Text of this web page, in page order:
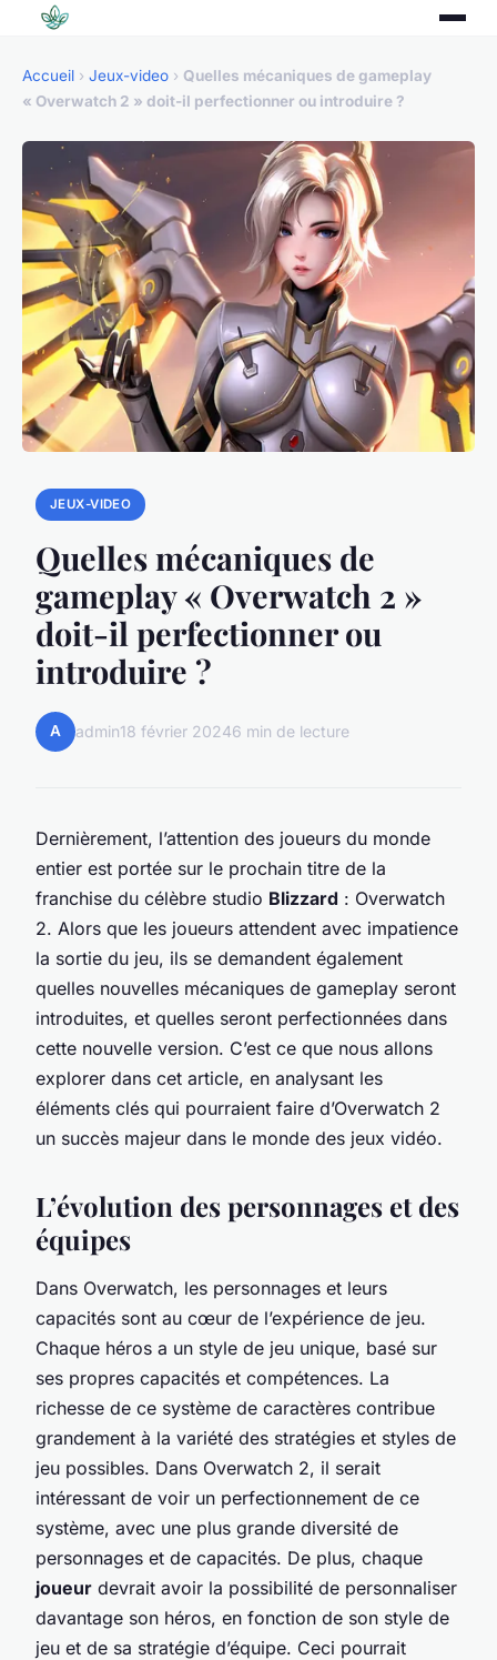
Accueil › Jeux-video › Quelles mécaniques de gameplay
« Overwatch 2 » doit-il perfectionner ou introduire ?
JEUX-VIDEO
Quelles mécaniques de
gameplay « Overwatch 2 »
doit-il perfectionner ou
introduire ?
A admin18 février 20246 min de lecture
Dernièrement, l’attention des joueurs du monde
entier est portée sur le prochain titre de la
franchise du célèbre studio Blizzard : Overwatch
2. Alors que les joueurs attendent avec impatience
la sortie du jeu, ils se demandent également
quelles nouvelles mécaniques de gameplay seront
introduites, et quelles seront perfectionnées dans
cette nouvelle version. C’est ce que nous allons
explorer dans cet article, en analysant les
éléments clés qui pourraient faire d’Overwatch 2
un succès majeur dans le monde des jeux vidéo.
L’évolution des personnages et des
équipes
Dans Overwatch, les personnages et leurs
capacités sont au cœur de l’expérience de jeu.
Chaque héros a un style de jeu unique, basé sur
ses propres capacités et compétences. La
richesse de ce système de caractères contribue
grandement à la variété des stratégies et styles de
jeu possibles. Dans Overwatch 2, il serait
intéressant de voir un perfectionnement de ce
système, avec une plus grande diversité de
personnages et de capacités. De plus, chaque
joueur devrait avoir la possibilité de personnaliser
davantage son héros, en fonction de son style de
jeu et de sa stratégie d’équipe. Ceci pourrait